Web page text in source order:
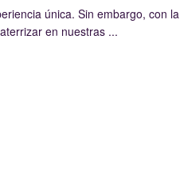
única. Sin embargo, con la
en nuestras ...